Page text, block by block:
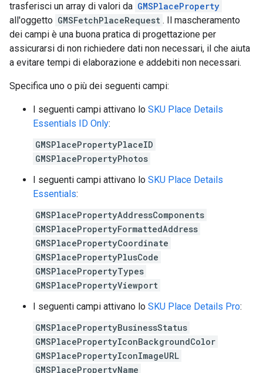
trasferisci un array di valori da GMSPlaceProperty
all'oggetto GMSFetchPlaceRequest . Il mascheramento
dei campi è una buona pratica di progettazione per
assicurarsi di non richiedere dati non necessari, il che aiuta
a evitare tempi di elaborazione e addebiti non necessari.
Specifica uno o più dei seguenti campi:
I seguenti campi attivano lo SKU Place Details
Essentials ID Only:
GMSPlacePropertyPlaceID
GMSPlacePropertyPhotos
I seguenti campi attivano lo SKU Place Details
Essentials:
GMSPlacePropertyAddressComponents
GMSPlacePropertyFormattedAddress
GMSPlacePropertyCoordinate
GMSPlacePropertyPlusCode
GMSPlacePropertyTypes
GMSPlacePropertyViewport
I seguenti campi attivano lo SKU Place Details Pro:
GMSPlacePropertyBusinessStatus
GMSPlacePropertyIconBackgroundColor
GMSPlacePropertyIconImageURL
GMSPlacePropertyName